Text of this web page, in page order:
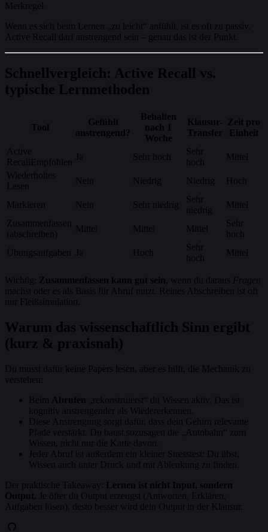
Merkregel
Wenn es sich beim Lernen „zu leicht“ anfühlt, ist es oft zu passiv.
Active Recall darf anstrengend sein – genau das ist der Punkt.
Schnellvergleich: Active Recall vs.
typische Lernmethoden
Tool
Gefühlt
anstrengend?
Behalten
nach 1
Woche
Klausur-
Transfer
Zeit pro
Einheit
Active
RecallEmpfohlen
Ja Sehr hoch
Sehr
hoch
Mittel
Wiederholtes
Lesen
Nein Niedrig Niedrig Hoch
Markieren Nein Sehr niedrig
Sehr
niedrig
Mittel
Zusammenfassen
(abschreiben)
Mittel Mittel Mittel
Sehr
hoch
Übungsaufgaben
Ja Hoch
Sehr
hoch
Mittel
Wichtig: Zusammenfassen kann gut sein, wenn du daraus Fragen
machst oder es als Basis für Abruf nutzt. Reines Abschreiben ist oft
nur Fleißsimulation.
Warum das wissenschaftlich Sinn ergibt
(kurz & praxisnah)
Du musst dafür keine Papers lesen, aber es hilft, die Mechanik zu
verstehen:
Beim Abrufen „rekonstruierst“ du Wissen aktiv. Das ist
kognitiv anstrengender als Wiedererkennen.
Diese Anstrengung sorgt dafür, dass dein Gehirn relevante
Pfade verstärkt. Du baust sozusagen die „Autobahn“ zum
Wissen, nicht nur die Karte davon.
Jeder Abruf ist außerdem ein kleiner Stresstest: Du übst,
Wissen auch unter Druck und mit Ablenkung zu finden.
Der praktische Takeaway: Lernen ist nicht Input, sondern
Output. Je öfter du Output erzeugst (Antworten, Erklären,
Aufgaben lösen), desto besser wird dein Output in der Klausur.